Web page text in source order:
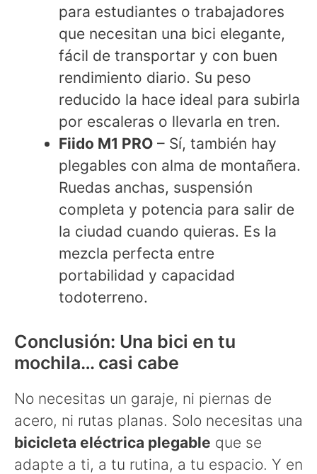
para estudiantes o trabajadores
que necesitan una bici elegante,
fácil de transportar y con buen
rendimiento diario. Su peso
reducido la hace ideal para subirla
por escaleras o llevarla en tren.
Fiido M1 PRO – Sí, también hay
plegables con alma de montañera.
Ruedas anchas, suspensión
completa y potencia para salir de
la ciudad cuando quieras. Es la
mezcla perfecta entre
portabilidad y capacidad
todoterreno.
Conclusión: Una bici en tu
mochila… casi cabe
No necesitas un garaje, ni piernas de
acero, ni rutas planas. Solo necesitas una
bicicleta eléctrica plegable que se
adapte a ti, a tu rutina, a tu espacio. Y en